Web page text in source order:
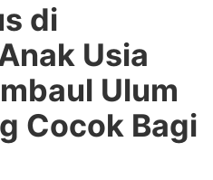
di
Usia
Ulum
Cocok Bagi